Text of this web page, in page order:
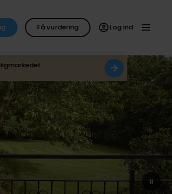
Få vurdering Log ind